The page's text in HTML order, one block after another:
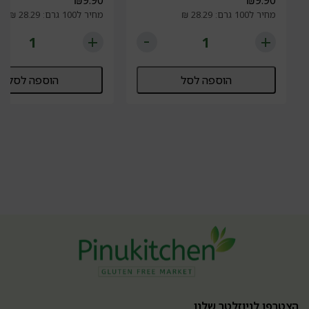
מחיר ל100 גרם: 28.29 ₪
הוספה לסל
מחיר ל100 גרם: 28.29 ₪
הוספה לסל